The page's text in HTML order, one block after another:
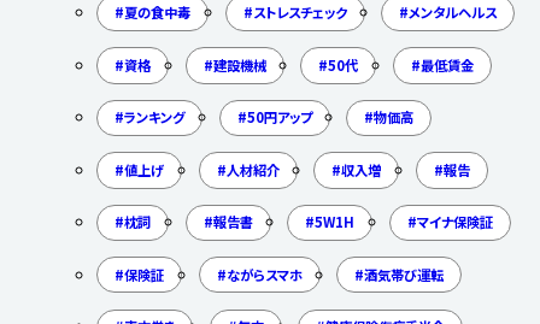
夏の食中毒 ストレスチェック メンタルヘルス
資格 建設機械 50代 最低賃金
ランキング 50円アップ 物価高
値上げ 人材紹介 収入増 報告
枕詞 報告書 5W1H マイナ保険証
保険証 ながらスマホ 酒気帯び運転